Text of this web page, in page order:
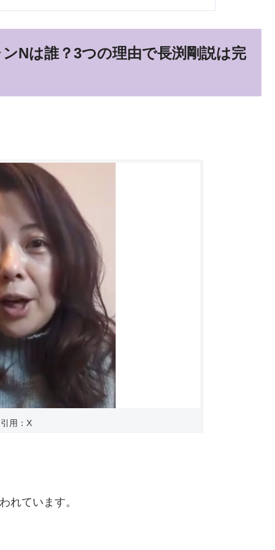
Nは誰？3つの理由で長渕剛説は完
引用：X
れています。